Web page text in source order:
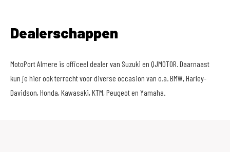
Dealerschappen
MotoPort Almere is officeel dealer van Suzuki en QJMOTOR. Daarnaast
kun je hier ook terrecht voor diverse occasion van o.a. BMW, Harley-
Davidson, Honda, Kawasaki, KTM, Peugeot en Yamaha.